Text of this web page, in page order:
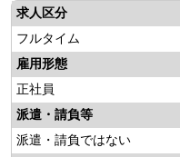
求人区分
フルタイム
雇用形態
正社員
派遣・請負等
派遣・請負ではない